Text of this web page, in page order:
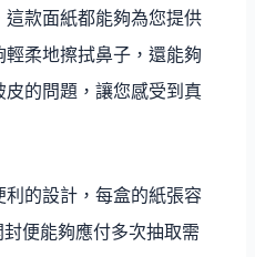
款面紙都能夠為您提供
柔地擦拭鼻子，還能夠
的問題，讓您感受到真
的設計，每盒的紙張容
便能夠應付多次抽取需